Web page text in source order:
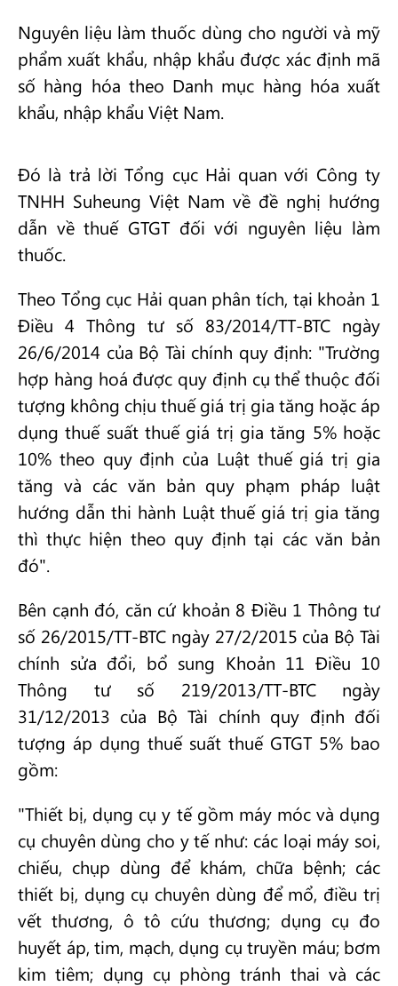
Nguyên liệu làm thuốc dùng cho người và mỹ
phẩm xuất khẩu, nhập khẩu được xác định mã
số hàng hóa theo Danh mục hàng hóa xuất
khẩu, nhập khẩu Việt Nam.
Đó là trả lời Tổng cục Hải quan với Công ty
TNHH Suheung Việt Nam về đề nghị hướng
dẫn về thuế GTGT đối với nguyên liệu làm
thuốc.
Theo Tổng cục Hải quan phân tích, tại khoản 1
Điều 4 Thông tư số 83/2014/TT-BTC ngày
26/6/2014 của Bộ Tài chính quy định: "Trường
hợp hàng hoá được quy định cụ thể thuộc đối
tượng không chịu thuế giá trị gia tăng hoặc áp
dụng thuế suất thuế giá trị gia tăng 5% hoặc
10% theo quy định của Luật thuế giá trị gia
tăng và các văn bản quy phạm pháp luật
hướng dẫn thi hành Luật thuế giá trị gia tăng
thì thực hiện theo quy định tại các văn bản
đó".
Bên cạnh đó, căn cứ khoản 8 Điều 1 Thông tư
số 26/2015/TT-BTC ngày 27/2/2015 của Bộ Tài
chính sửa đổi, bổ sung Khoản 11 Điều 10
Thông tư số 219/2013/TT-BTC ngày
31/12/2013 của Bộ Tài chính quy định đối
tượng áp dụng thuế suất thuế GTGT 5% bao
gồm:
"Thiết bị, dụng cụ y tế gồm máy móc và dụng
cụ chuyên dùng cho y tế như: các loại máy soi,
chiếu, chụp dùng để khám, chữa bệnh; các
thiết bị, dụng cụ chuyên dùng để mổ, điều trị
vết thương, ô tô cứu thương; dụng cụ đo
huyết áp, tim, mạch, dụng cụ truyền máu; bơm
kim tiêm; dụng cụ phòng tránh thai và các